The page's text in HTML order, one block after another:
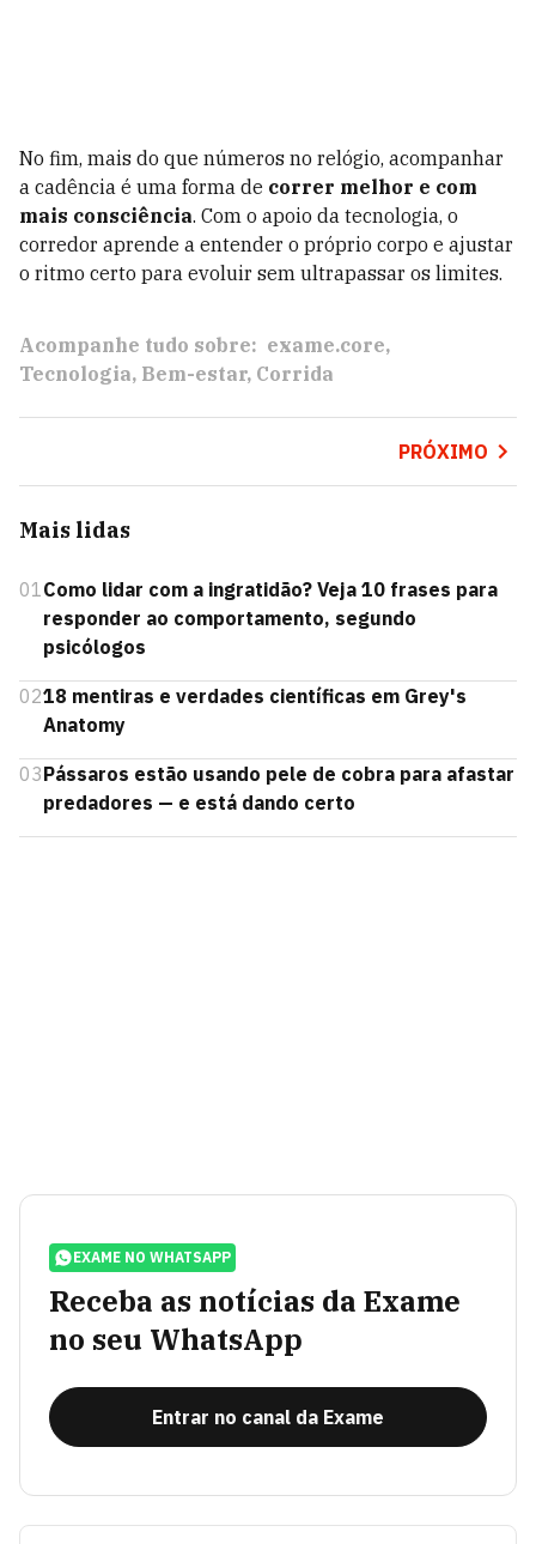
No fim, mais do que números no relógio, acompanhar
a cadência é uma forma de correr melhor e com
mais consciência. Com o apoio da tecnologia, o
corredor aprende a entender o próprio corpo e ajustar
o ritmo certo para evoluir sem ultrapassar os limites.
Acompanhe tudo sobre: exame.core
Tecnologia Bem-estar Corrida
PRÓXIMO
Mais lidas
01Como lidar com a ingratidão? Veja 10 frases para
responder ao comportamento, segundo
psicólogos
0218 mentiras e verdades científicas em Grey's
Anatomy
03Pássaros estão usando pele de cobra para afastar
predadores — e está dando certo
EXAME NO WHATSAPP
Receba as notícias da Exame
no seu WhatsApp
Entrar no canal da Exame